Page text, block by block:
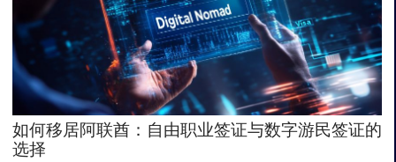
新闻资讯
管辖区
联系我们
如何移居阿联酋：自由职业签证与数字游民签证的
选择